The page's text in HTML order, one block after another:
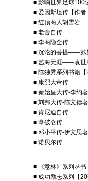
■ 影响世界足球100
■ 爱因斯坦传【作
■ 红顶商人胡雪岩
■ 老舍自传
■ 李商隐全传
■ 沉沦的菩提——苏
■ 艺海无涯——袁世
■ 陈独秀系列书籍
■ 康熙大帝传
■ 秦始皇大传-李约著
■ 刘邦大传-陈文德著
■ 肯尼迪自传
■ 拿破仑传
■ 邓小平传-伊文思著
■ 诺贝尔传
■ 《意林》系列丛
■ 成功励志系列【